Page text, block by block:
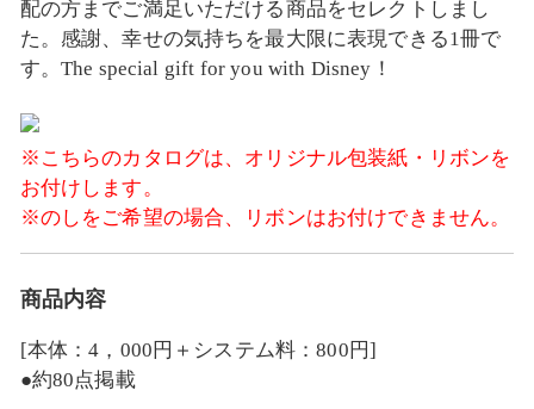
配の方までご満足いただける商品をセレクトしまし
た。感謝、幸せの気持ちを最大限に表現できる1冊で
す。The special gift for you with Disney！
※こちらのカタログは、オリジナル包装紙・リボンを
お付けします。
※のしをご希望の場合、リボンはお付けできません。
商品内容
[本体：4，000円＋システム料：800円]
●約80点掲載